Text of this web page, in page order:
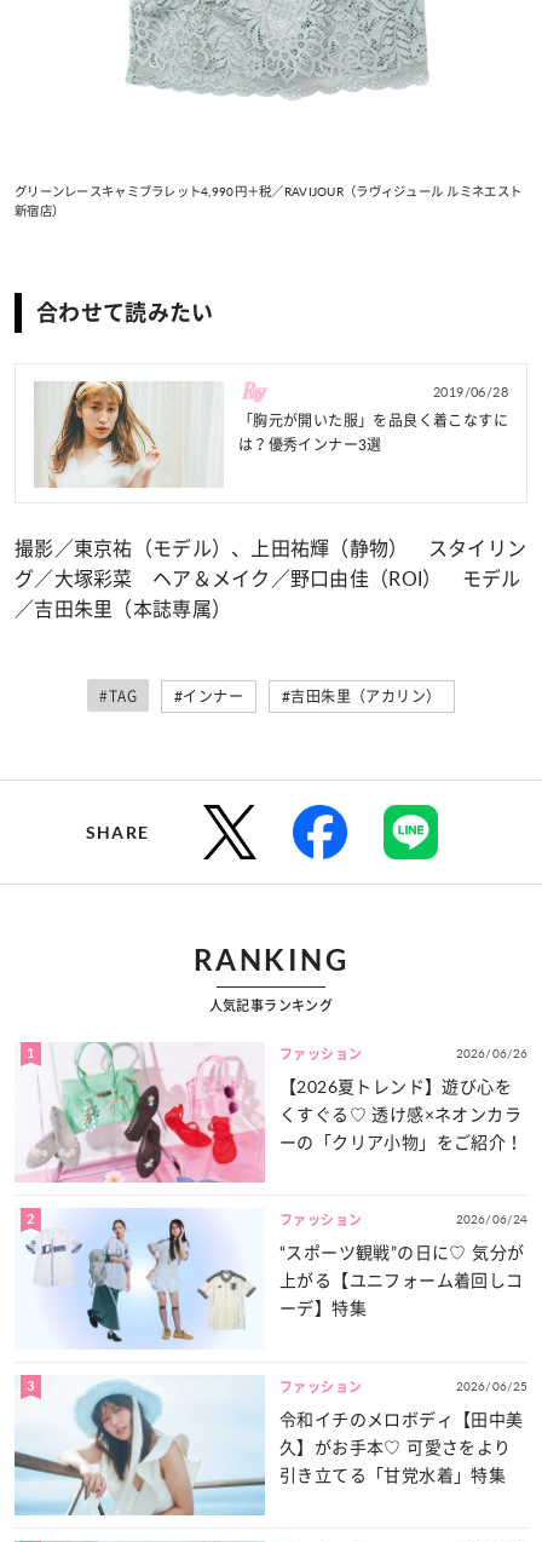
グリーンレースキャミブラレット4,990円＋税／RAVIJOUR（ラヴィジュール ルミネエスト
新宿店）
合わせて読みたい
2019/06/28
「胸元が開いた服」を品良く着こなすに
は？優秀インナー3選
撮影／東京祐（モデル）、上田祐輝（静物） スタイリン
グ／大塚彩菜 ヘア＆メイク／野口由佳（ROI） モデル
／吉田朱里（本誌専属）
#TAG #インナー #吉田朱里（アカリン）
SHARE
RANKING
人気記事ランキング
1 ファッション 2026/06/26
【2026夏トレンド】遊び心を
くすぐる♡ 透け感×ネオンカラ
ーの「クリア小物」をご紹介！
2 ファッション 2026/06/24
“スポーツ観戦”の日に♡ 気分が
上がる【ユニフォーム着回しコ
ーデ】特集
3 ファッション 2026/06/25
令和イチのメロボディ【田中美
久】がお手本♡ 可愛さをより
引き立てる「甘党水着」特集